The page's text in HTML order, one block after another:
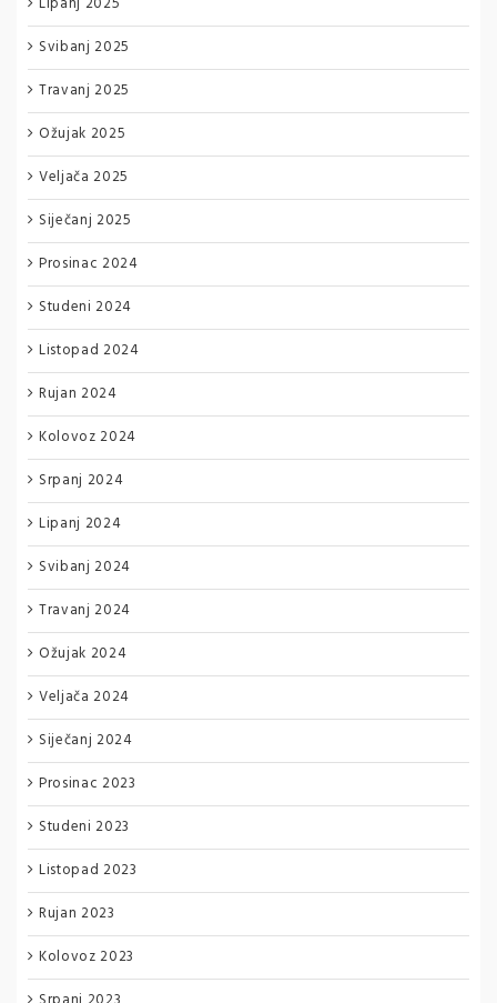
Svibanj 2025
Travanj 2025
Ožujak 2025
Veljača 2025
Siječanj 2025
Prosinac 2024
Studeni 2024
Listopad 2024
Rujan 2024
Kolovoz 2024
Srpanj 2024
Lipanj 2024
Svibanj 2024
Travanj 2024
Ožujak 2024
Veljača 2024
Siječanj 2024
Prosinac 2023
Studeni 2023
Listopad 2023
Rujan 2023
Kolovoz 2023